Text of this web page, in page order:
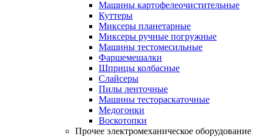
Машины картофелеочистительные
Куттеры
Миксеры планетарные
Миксеры ручные погружные
Машины тестомесильные
Фаршемешалки
Шприцы колбасные
Слайсеры
Пилы ленточные
Машины тестораскаточные
Медогонки
Воскотопки
Прочее электромеханическое оборудование